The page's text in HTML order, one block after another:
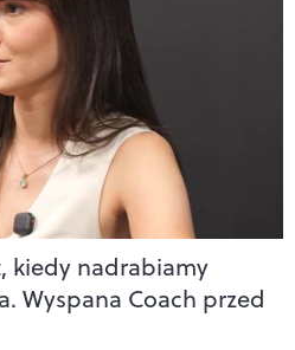
kiedy nadrabiamy
Wyspana Coach przed